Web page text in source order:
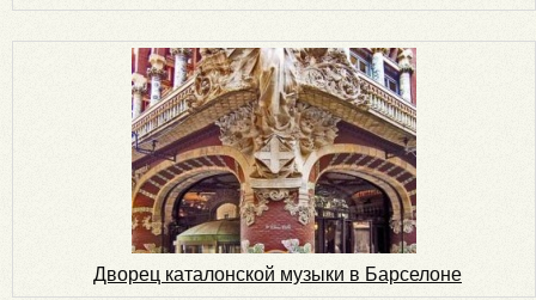
Дворец каталонской музыки в Барселоне